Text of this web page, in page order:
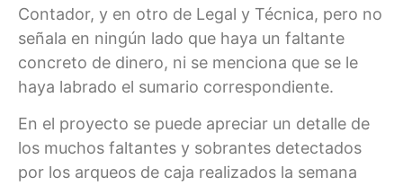
Contador, y en otro de Legal y Técnica, pero no
señala en ningún lado que haya un faltante
concreto de dinero, ni se menciona que se le
haya labrado el sumario correspondiente.
En el proyecto se puede apreciar un detalle de
los muchos faltantes y sobrantes detectados
por los arqueos de caja realizados la semana